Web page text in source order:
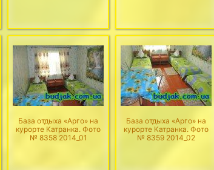
База отдыха «Арго» на
курорте Катранка. Фото
№ 8358 2014_01
База отдыха «Арго» на
курорте Катранка. Фото
№ 8359 2014_02